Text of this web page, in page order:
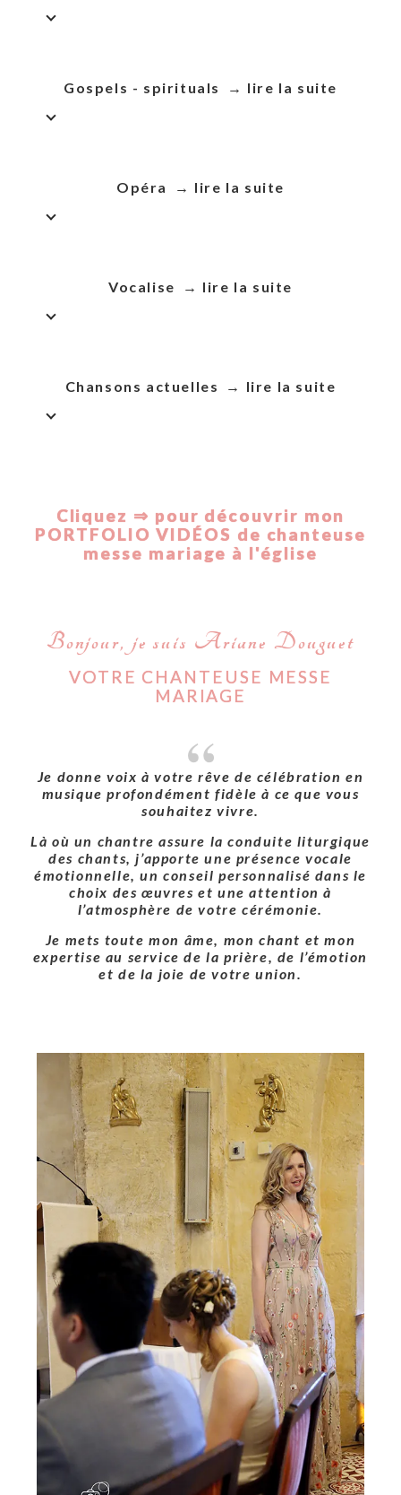
Gospels - spirituals
Opéra
Vocalise
Chansons actuelles
Cliquez ⇒ pour découvrir mon
PORTFOLIO VIDÉOS de chanteuse
messe mariage à l'église
Bonjour, je suis Ariane Douguet
VOTRE CHANTEUSE MESSE
MARIAGE
Je donne voix à votre rêve de célébration en
musique profondément fidèle à ce que vous
souhaitez vivre.
Là où un chantre assure la conduite liturgique
des chants, j’apporte une présence vocale
émotionnelle, un conseil personnalisé dans le
choix des œuvres et une attention à
l’atmosphère de votre cérémonie.
Je mets toute mon âme, mon chant et mon
expertise au service de la prière, de l’émotion
et de la joie de votre union.